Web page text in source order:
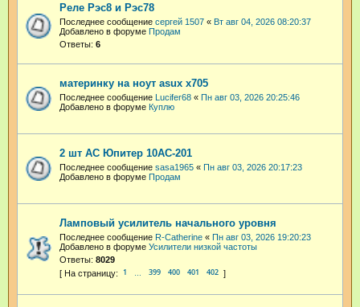
Реле Рэс8 и Рэс78
Последнее сообщение сергей 1507 « Вт авг 04, 2026 08:20:37
Добавлено в форуме Продам
Ответы: 6
материнку на ноут asux x705
Последнее сообщение Lucifer68 « Пн авг 03, 2026 20:25:46
Добавлено в форуме Куплю
2 шт АС Юпитер 10АС-201
Последнее сообщение sasa1965 « Пн авг 03, 2026 20:17:23
Добавлено в форуме Продам
Ламповый усилитель начального уровня
Последнее сообщение R-Catherine « Пн авг 03, 2026 19:20:23
Добавлено в форуме Усилители низкой частоты
Ответы: 8029
1 399 400 401 402